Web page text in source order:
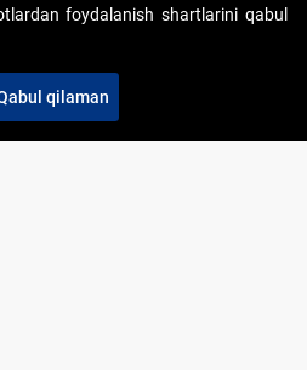
21-11
foydalanish shartlarini qabul
qilaman